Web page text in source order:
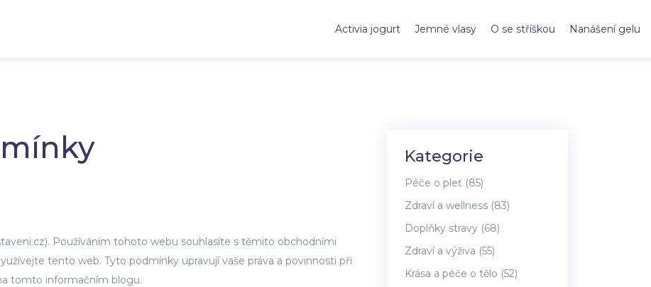
Activia jogurt Jemné vlasy O se stříškou Nanášení gelu
Používáním tohoto webu souhlasíte s těmito obchodními
tento web. Tyto podmínky upravují vaše práva a povinnosti při
tomto informačním blogu.
Kategorie
Péče o pleť (85)
Zdraví a wellness (83)
Doplňky stravy (68)
Zdraví a výživa (55)
Krása a péče o tělo (52)